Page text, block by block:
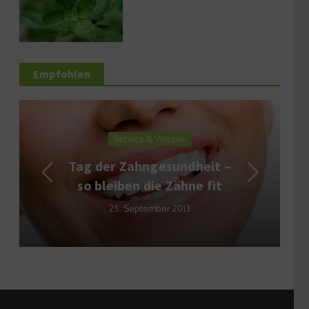
Empfohlen
Service & Wissen
Tag der Zahngesundheit –
so bleiben die Zähne fit
25. September 2013